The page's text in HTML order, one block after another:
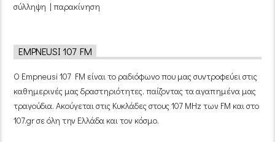
σύλληψη | παρακίνηση
EMPNEUSI 107 FM
Ο Empneusi 107 FM είναι το ραδιόφωνο που μας συντροφεύει στις
καθημερινές μας δραστηριότητες, παίζοντας τα αγαπημένα μας
τραγούδια. Ακούγεται στις Κυκλάδες στους 107 MHz των FM και στο
107.gr σε όλη την Ελλάδα και τον κόσμο.